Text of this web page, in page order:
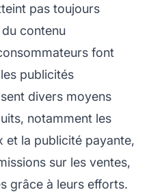
pas toujours
contenu
font
publicités
divers moyens
notamment les
et la publicité payante,
sur les ventes,
grâce à leurs efforts.